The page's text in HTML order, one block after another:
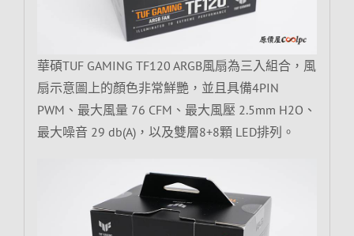
華碩TUF GAMING TF120 ARGB風扇為三入組合，風
扇示意圖上的顏色非常鮮艷，並且具備4PIN
PWM、最大風量 76 CFM、最大風壓 2.5mm H2O、
最大噪音 29 db(A)，以及雙層8+8顆 LED排列。